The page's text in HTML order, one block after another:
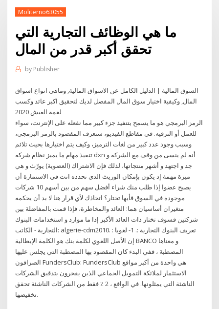
Moliterno63055
ما هي الوظائف التجارية التي
تحقق أكبر قدر من المال
by Publisher
السوق المالية | الدليل الكامل عن الاسواق المالية, وماهي انواع اسواق
المال, وكيفية اختيار سوق المال المفضل لديك لتحقيق اكبر عائد وكسب
لقمة العيش 2020
الرمز البرمجي هو ما يسمح بتنفيذ جزء كبير مما نفعله على الإنترنت، سواء
للعمل أو الترفيه. في مقاطع الفيديو، ستعرف المقصود بالرمز البرمجي،
وسبب وجود عدد كبير من لغات الترميز، وكيف يتم اختيارها بحيث تلائم
تنفيذ مهام ما يميز نظام شركة dxn أنه لم ينسى من وقف مع الشركة و
جد و اجتهد و أشهر منتجاتها، لذلك فإن الاشتراك (العضوية) يورّث و هي
ميزة مهمة إذ يكون بإمكان الوريث الذي تحدده انت في الاستمارة أن
يصبح عضوا إذا طلب منك شراء أفضل سهم من بين أسهم 10 شركات
موجودة في السوق فأيها تختار؟ اتخاذك لأي قرار هنا لا بد أن يحكمه
متغيران أساسيان هما: العائد والمخاطرة، فإذا قمت بالمفاضلة بين
شركتين فسوف تختار ذات العائد الأكبر إذا ما موارد و استخدامات البنوك
التجارية - الكاتب: algerie-cdm2010. تعريف البنوك التجارية :. 1- لغويا :
إن الأصل اللغوي لكلمة بنك هو الكلمة الإيطالية BANCO و معناها
المصطبة ، ففي البدء كان المقصود بها المصطبة التي يجلس عليها
الصرافون FundersClub: FundersClub هي واحدة من أكبر مواقع
الاستثمار لملائكة التمويل الجماعي الذين يفخرون بتدقيق الشركات
الناشئة التي يمثلونها. في الواقع ، 2 ٪ فقط من الشركات الناشئة تحقق
تخفيضها.